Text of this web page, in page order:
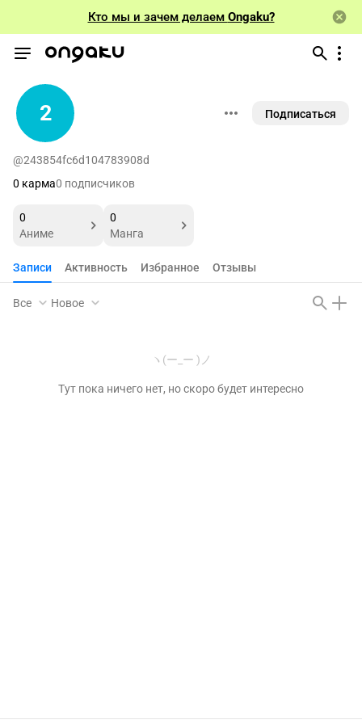
Кто мы и зачем делаем Ongaku?
2 Подписаться
@243854fc6d104783908d
0 карма0 подписчиков
0
Аниме
0
Манга
Записи Активность Избранное Отзывы
Все Новое
ヽ(ー_ー )ノ
Тут пока ничего нет, но скоро будет интересно